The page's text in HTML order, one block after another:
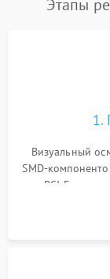
Этапы
1.
Визуальный
SMD-
PCI-E и
короткое